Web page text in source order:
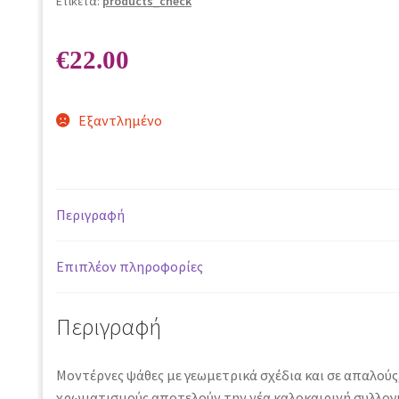
€22.00
Εξαντλημένο
Περιγραφή
Επιπλέον πληροφορίες
Περιγραφή
Μοντέρνες ψάθες με γεωμετρικά σχέδια και σε